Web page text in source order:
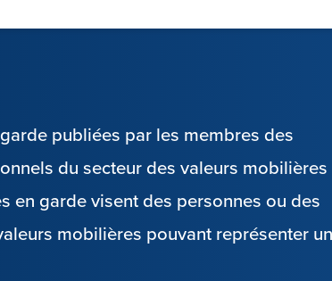
publiées par les membres des
du secteur des valeurs mobilières
en garde visent des personnes ou des
mobilières pouvant représenter un